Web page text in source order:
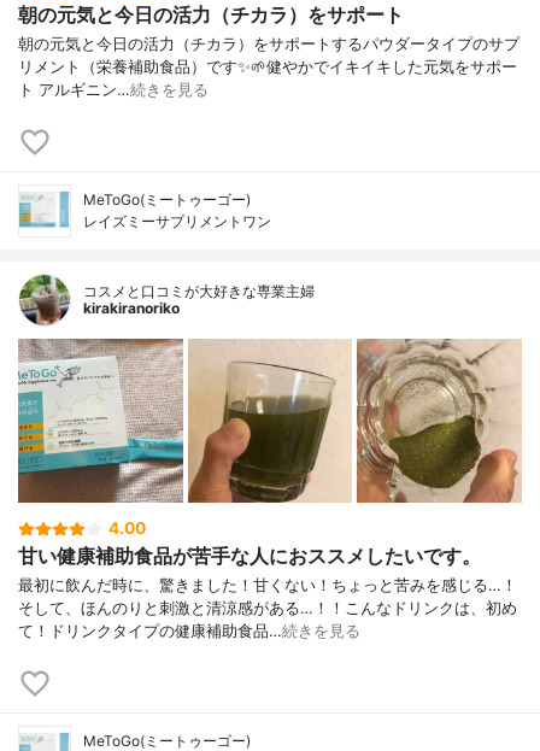
朝の元気と今日の活力（チカラ）をサポート
朝の元気と今日の活力（チカラ）をサポートするパウダータイプのサプ
リメント（栄養補助食品）です✨⁡⁡︎︎︎︎︎︎🌱健やかでイキイキした元気をサポー
ト アルギニン…続きを見る
MeToGo(ミートゥーゴー)
レイズミーサプリメントワン
コスメと口コミが大好きな専業主婦
kirakiranoriko
4.00
甘い健康補助食品が苦手な人におススメしたいです。
最初に飲んだ時に、驚きました！甘くない！ちょっと苦みを感じる…！
そして、ほんのりと刺激と清涼感がある…！！こんなドリンクは、初め
て！ドリンクタイプの健康補助食品…続きを見る
MeToGo(ミートゥーゴー)